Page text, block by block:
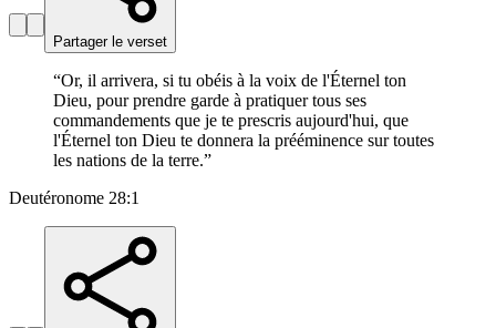
Partager le verset
“Or, il arrivera, si tu obéis à la voix de l'Éternel ton
Dieu, pour prendre garde à pratiquer tous ses
commandements que je te prescris aujourd'hui, que
l'Éternel ton Dieu te donnera la prééminence sur toutes
les nations de la terre.”
Deutéronome 28:1